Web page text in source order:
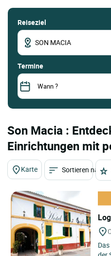
Reiseziel
termine
Son Macia :
Einrichtungen mit
Karte Sortieren nach